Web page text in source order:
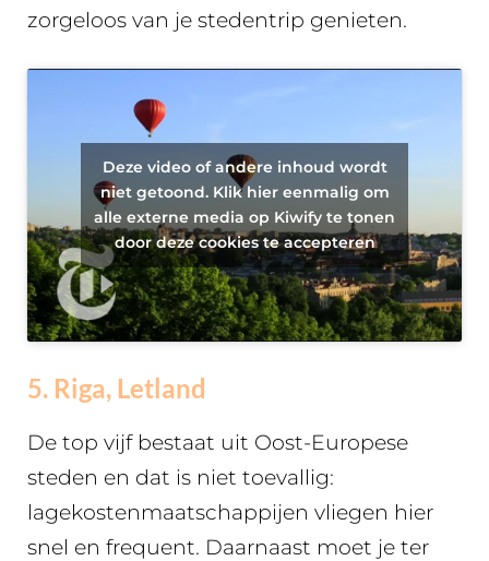
zorgeloos van je stedentrip genieten.
Deze video of andere inhoud wordt
niet getoond. Klik hier eenmalig om
alle externe media op Kiwify te tonen
door deze cookies te accepteren
5. Riga, Letland
De top vijf bestaat uit Oost-Europese
steden en dat is niet toevallig:
lagekostenmaatschappijen vliegen hier
snel en frequent. Daarnaast moet je ter